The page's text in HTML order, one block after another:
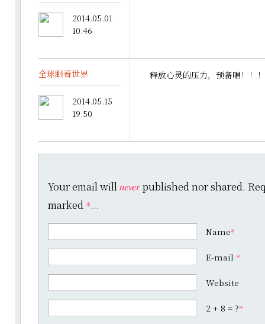
2014.05.01
10:46
释放心灵的压力，预备唱！！！
全球眼看世界
2014.05.15
19:50
Your email willneverpublished nor shared.
marked *...
Name*
E-mail *
Website
2 + 8 = ?*